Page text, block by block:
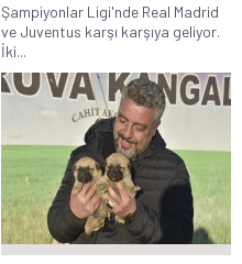
Şampiyonlar Ligi'nde Real Madrid
ve Juventus karşı karşıya geliyor.
İki...